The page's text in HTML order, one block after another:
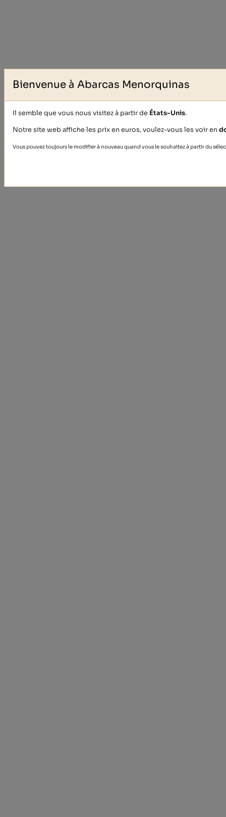
Bienvenue à Abarcas Menorquinas
Il semble que vous nous visitez à partir de États-Unis.
Notre site web affiche les prix en euros, voulez-vous les voir en
Vous pouvez toujours le modifier à nouveau quand vous le souhaitez à partir du